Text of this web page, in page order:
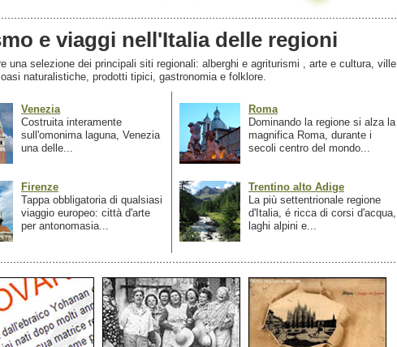
e viaggi nell'Italia delle regioni
una selezione dei principali siti regionali: alberghi e agriturismi , arte e cultura, ville
naturalistiche, prodotti tipici, gastronomia e folklore.
Venezia
Costruita interamente
sull'omonima laguna, Venezia
una delle...
Firenze
Tappa obbligatoria di qualsiasi
viaggio europeo: città d'arte
per antonomasia...
Roma
Dominando la regione si alza la
magnifica Roma, durante i
secoli centro del mondo...
Trentino alto Adige
La più settentrionale regione
d'Italia, é ricca di corsi d'acqua,
laghi alpini e...